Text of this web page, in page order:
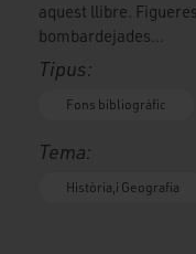
aquest llibre.
bombardejades...
Tipus:
Fons bibliogràfic
Tema:
Història,i Geografia